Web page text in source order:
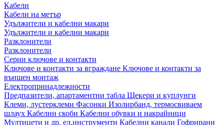
Кабели
Кабели на метър
Удължители и кабелни макари
Удължители и кабелни макари
Разклонители
Разклонители
Серии ключове и контакти
Ключове и контакти за вграждане Ключове и контакти за
външен монтаж
Електропринадлежности
Предпазители, апартаментни табла Щекери и куплунги
Клеми, лустерклеми Фасонки Изолирбанд, термосвиваем
шлаух Кабелни скоби Кабелни обувки и накрайници
Мултицети и др. ел.инструменти Кабелни канали Гофрирани